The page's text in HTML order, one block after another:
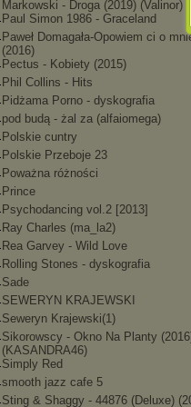
Markowski - Droga (2019) (Valinor)
Paul Simon 1986 - Graceland
Paweł Domagała-Opowiem ci o
(2016)
Pectus - Kobiety (2015)
Phil Collins - Hits
Pidżama Porno - dyskografia
pod budą - żal za (alfaiomega)
Polskie cuntry
Polskie Przeboje 23
Poważna różności
Prince
Psychodancing vol.2 [2013]
Ray Charles (ma_la2)
Rea Garvey - Wild Love
Rolling Stones - dyskografia
Sade
SEWERYN KRAJEWSKI
Seweryn Krajewski(1)
Sikorowscy - Okno Na Planty
(KASANDRA46)
Simply Red
smooth jazz cafe 5
Sting & Shaggy - 44876 (Deluxe)